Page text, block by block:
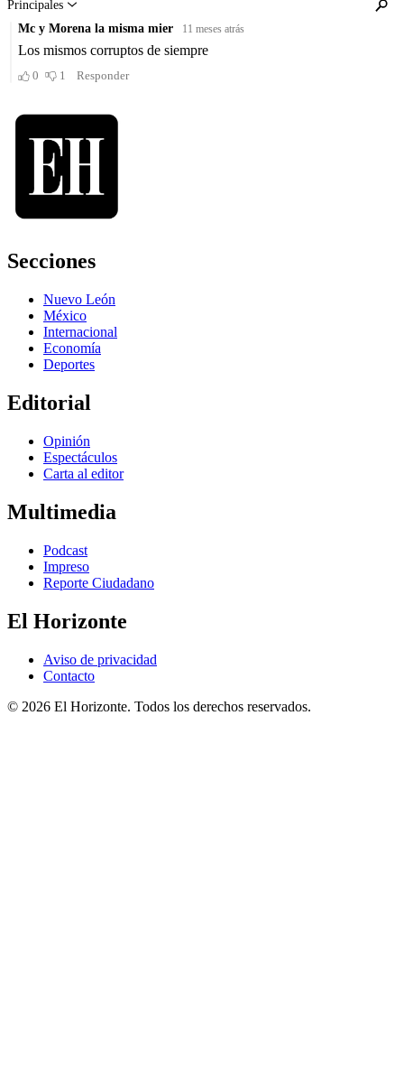
Secciones
Nuevo León
México
Internacional
Economía
Deportes
Editorial
Opinión
Espectáculos
Carta al editor
Multimedia
Podcast
Impreso
Reporte Ciudadano
El Horizonte
Aviso de privacidad
Contacto
© 2026 El Horizonte. Todos los derechos reservados.